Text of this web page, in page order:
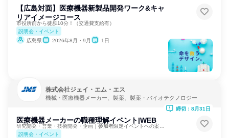
【広島対面】医療機器新製品開発ワーク&キャ
リアイメージコース
市役所前から徒歩10分！（交通費支給有）
説明会・イベント
広島県
2026年8月・9月 1日
株式会社ジェイ・エム・エス
機械・医療機器メーカー、製薬、製薬・バイオテクノロジー
医療機器メーカーの職種理解イベント|WEB
説明会・イベント
締切：8月31日